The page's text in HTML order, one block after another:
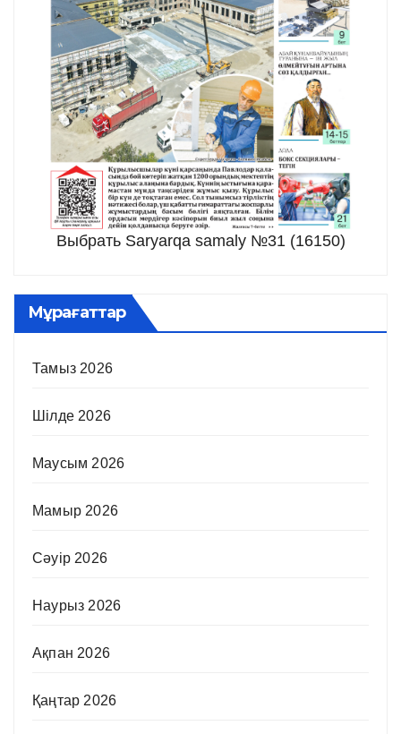
Выбрать Saryarqa samaly №31 (16150)
Мұрағаттар
Тамыз 2026
Шілде 2026
Маусым 2026
Мамыр 2026
Сәуір 2026
Наурыз 2026
Ақпан 2026
Қаңтар 2026